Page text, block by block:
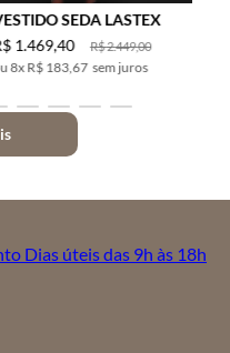
SEDA LASTEX
R$2.449,00
1.469,40
8x R$ 183,67 sem juros
Dias úteis das 9h às 18h